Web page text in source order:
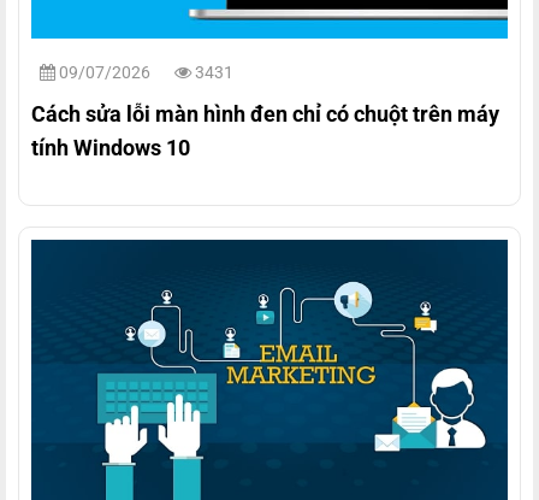
09/07/2026 3431
Cách sửa lỗi màn hình đen chỉ có chuột trên máy
tính Windows 10